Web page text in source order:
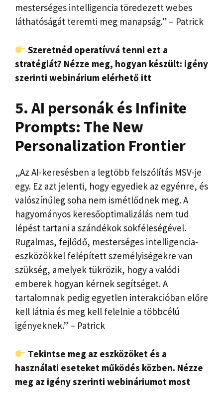
mesterséges intelligencia töredezett webes
láthatóságát teremti meg manapság.” – Patrick
Szeretnéd operatívvá tenni ezt a
stratégiát? Nézze meg, hogyan készült: igény
szerinti webinárium elérhető itt
5. AI personák és Infinite
Prompts: The New
Personalization Frontier
„Az AI-keresésben a legtöbb felszólítás MSV-je
egy. Ez azt jelenti, hogy egyediek az egyénre, és
valószínűleg soha nem ismétlődnek meg. A
hagyományos keresőoptimalizálás nem tud
lépést tartani a szándékok sokféleségével.
Rugalmas, fejlődő, mesterséges intelligencia-
eszközökkel felépített személyiségekre van
szükség, amelyek tükrözik, hogy a valódi
emberek hogyan kérnek segítséget. A
tartalomnak pedig egyetlen interakcióban előre
kell látnia és meg kell felelnie a többcélú
igényeknek.” – Patrick
Tekintse meg az eszközöket és a
használati eseteket működés közben. Nézze
meg az igény szerinti webináriumot most